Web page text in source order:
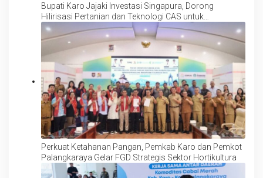
Bupati Karo Jajaki Investasi Singapura, Dorong
Hilirisasi Pertanian dan Teknologi CAS untuk
Tingkatkan Daya Saing Produk Hortikultura
Perkuat Ketahanan Pangan, Pemkab Karo dan Pemkot
Palangkaraya Gelar FGD Strategis Sektor Hortikultura